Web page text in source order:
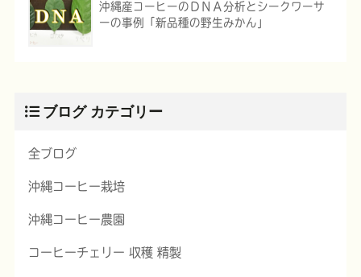
沖縄産コーヒーのＤＮＡ分析とシークワーサ
ーの事例「新品種の野生みかん」
ブログ カテゴリー
全ブログ
沖縄コーヒー栽培
沖縄コーヒー農園
コーヒーチェリー 収穫 精製